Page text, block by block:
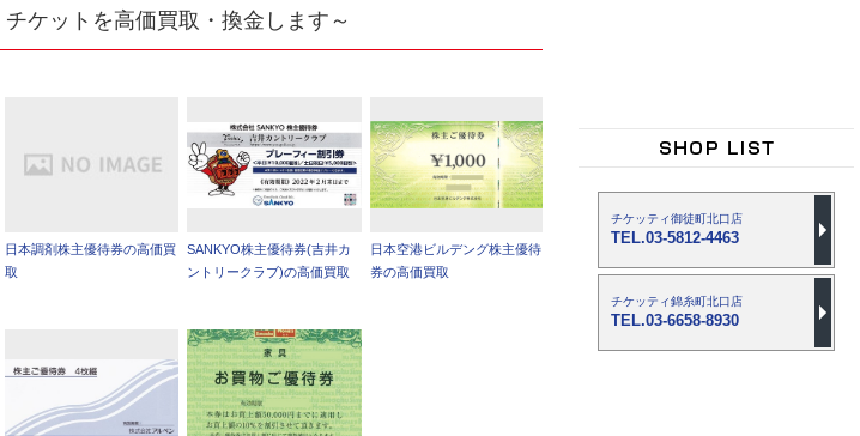
チケットを高価買取・換金します～
日本調剤株主優待券の高価買
取
SANKYO株主優待券(吉井カ
ントリークラブ)の高価買取
日本空港ビルデング株主優待
券の高価買取
チケッティ御徒町北口店
TEL.03-5812-4463
チケッティ錦糸町北口店
TEL.03-6658-8930